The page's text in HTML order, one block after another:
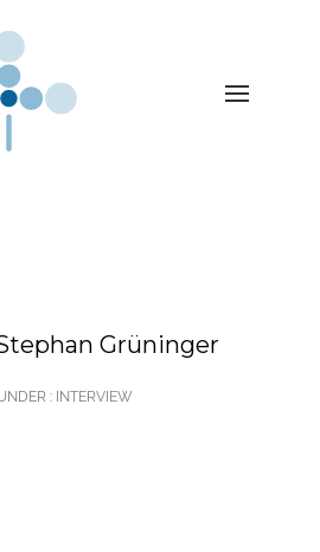
Grüninger
: INTERVIEW